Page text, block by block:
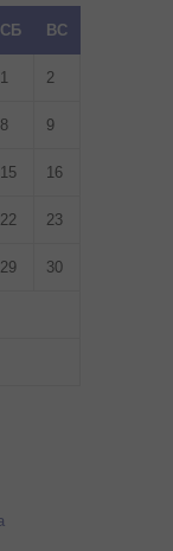
СБ ВС
1 2
8 9
15 16
22 23
29 30